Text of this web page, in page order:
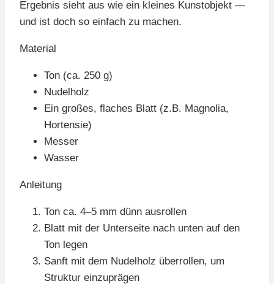
Ergebnis sieht aus wie ein kleines Kunstobjekt —
und ist doch so einfach zu machen.
Material
Ton (ca. 250 g)
Nudelholz
Ein großes, flaches Blatt (z.B. Magnolia,
Hortensie)
Messer
Wasser
Anleitung
Ton ca. 4–5 mm dünn ausrollen
Blatt mit der Unterseite nach unten auf den
Ton legen
Sanft mit dem Nudelholz überrollen, um
Struktur einzuprägen